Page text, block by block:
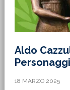
Aldo
18 MARZO 2025